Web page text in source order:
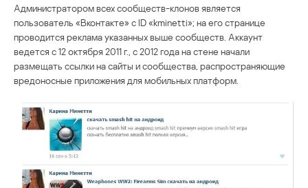
Администратором всех сообществ-клонов является
пользователь «Вконтакте» с ID «kminetti»; на его странице
проводится реклама указанных выше сообществ. Аккаунт
ведется с 12 октября 2011 г., с 2012 года на стене начали
размещать ссылки на сайты и сообщества, распространяющие
вредоносные приложения для мобильных платформ.